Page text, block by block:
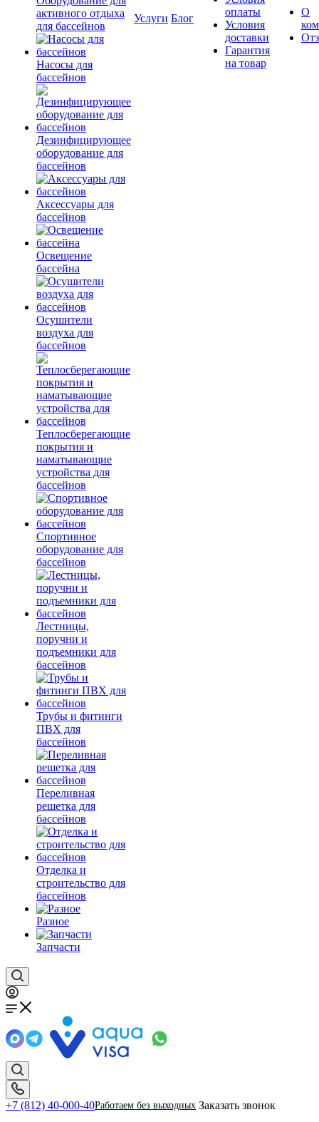
активного отдыха
для бассейнов
Насосы для
бассейнов
Дезинфицирующее
оборудование для
бассейнов
Аксессуары для
бассейнов
Освещение
бассейна
Осушители
воздуха для
бассейнов
Теплосберегающие
покрытия и
наматывающие
устройства для
бассейнов
Спортивное
оборудование для
бассейнов
Лестницы,
поручни и
подъемники для
бассейнов
Трубы и фитинги
ПВХ для
бассейнов
Переливная
решетка для
бассейнов
Отделка и
строительство для
бассейнов
Разное
Запчасти
Услуги Блог
оплаты
Условия
доставки
Гарантия
на товар
О
+7 (812) 40-000-40Работаем без выходных Заказать звонок